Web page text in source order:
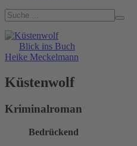
Blick ins Buch
Heike Meckelmann
Küstenwolf
Kriminalroman
Bedrückend